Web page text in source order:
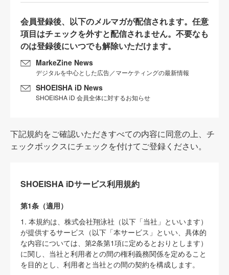
会員登録後、以下のメルマガが配信されます。任意
項目はチェックを外すと配信されません。不要なも
のは登録後にいつでも解除いただけます。
MarkeZine News
デジタルを中心とした広告／マーケティングの最新情報
SHOEISHA iD News
SHOEISHA iD 会員全体に対するお知らせ
下記規約をご確認いただきすべての内容に同意の上、チ
ェックボックスにチェックを付けてご登録ください。
SHOEISHA iDサービス利用規約
第1条（適用）
1. 本規約は、株式会社翔泳社（以下「当社」といいます）
が提供するサービス（以下「本サービス」といい、具体的
な内容については、第2条第1項に定めるとおりとします）
に関し、当社と利用者との間の権利義務関係を定めること
を目的とし、利用者と当社との間の契約を構成します。